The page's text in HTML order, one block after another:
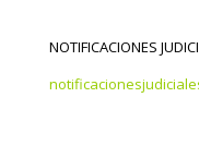
NOTIFICACIONES